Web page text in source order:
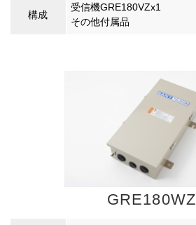
構成
受信機GRE180VZx1
その他付属品
GRE180WZ